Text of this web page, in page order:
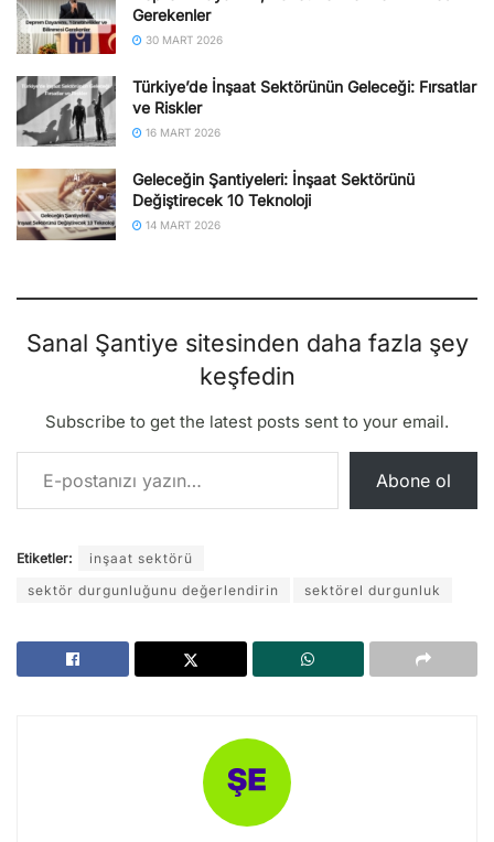
Gerekenler
30 MART 2026
Türkiye’de İnşaat Sektörünün Geleceği: Fırsatlar
ve Riskler
16 MART 2026
Geleceğin Şantiyeleri: İnşaat Sektörünü
Değiştirecek 10 Teknoloji
14 MART 2026
Sanal Şantiye sitesinden daha fazla şey
keşfedin
Subscribe to get the latest posts sent to your email.
E-postanızı yazın…
Abone ol
Etiketler:
inşaat sektörü
sektör durgunluğunu değerlendirin
sektörel durgunluk